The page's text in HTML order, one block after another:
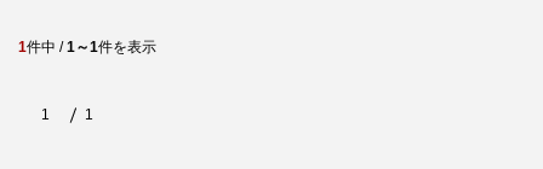
1件中 /1～1件を表示
1 1